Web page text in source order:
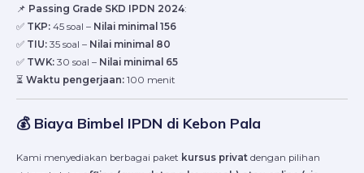
📌 Passing Grade SKD IPDN 2024:
✅ TKP: 45 soal – Nilai minimal 156
✅ TIU: 35 soal – Nilai minimal 80
✅ TWK: 30 soal – Nilai minimal 65
⏳ Waktu pengerjaan: 100 menit
💰 Biaya Bimbel IPDN di Kebon Pala
Kami menyediakan berbagai paket kursus privat dengan pilihan